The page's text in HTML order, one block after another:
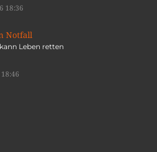
18:36
Notfall
Leben retten